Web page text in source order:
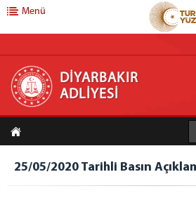
DİYARBAKIR ADLİYESİ
ADLİYEMİZ
Menü
DİYARBAKIR
ADLİYESİ
25/05/2020 Tarihli Basın